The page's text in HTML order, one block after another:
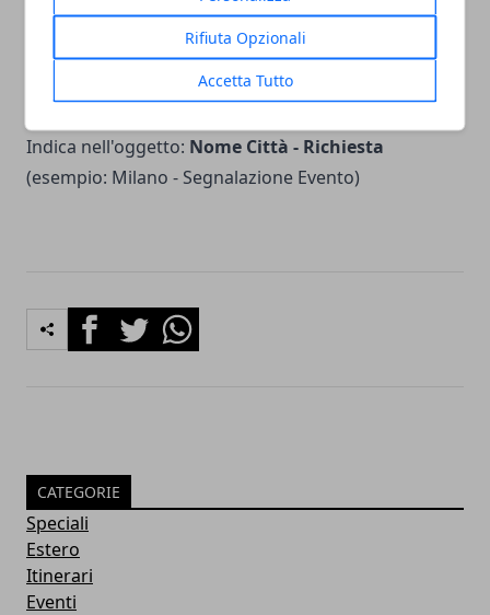
Rifiuta Opzionali
Accetta Tutto
community nelle nostre iniziative.
Vuoi contattare la redazione?
Indica nell'oggetto: Nome Città - Richiesta
(esempio: Milano - Segnalazione Evento)
FacebookTwitterWhatsapp
CATEGORIE
Speciali
Estero
Itinerari
Eventi